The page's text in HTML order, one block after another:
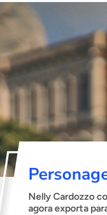
Nelly Cardozzo
agora exporta